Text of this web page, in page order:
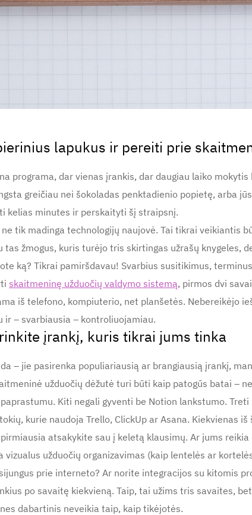
lapukus ir pereiti prie
programa, dar vienas įrankis, dar daugiau laiko
greičiau nei šokoladas penktadienio popietę, arba
kelias minutes ir perskaityti šį straipsnį.
tik madinga technologijų naujovė. Tai tikrai veikiantis
tas žmogus, kuris turėjo tris skirtingas užrašų knygeles,
ką? Tikrai pamiršdavau! Svarbius susitikimus,
skaitmeninę užduočių valdymo sistemą, pirmos dvi
iš telefono, kompiuterio, net planšetės. Nebereikėjo
– svarbiausia – kontroliuojamiau.
įrankį, kuris tikrai jums tinka
– jie pasirenka populiariausią ar brangiausią įrankį,
užduočių dėžutė turi būti kaip patogūs batai –
Kiti negali gyventi be Notion lankstumo.
kurie naudoja Trello, ClickUp ar Asana. Kiekvienas
atsakykite sau į keletą klausimų. Ar jums
vizualus užduočių organizavimas (kaip lentelės ar
prie interneto? Ar norite integracijos su kitomis
po savaitę kiekvieną. Taip, tai užims tris savaites,
dabartinis neveikia taip, kaip tikėjotės.